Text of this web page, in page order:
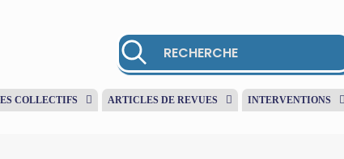
COLLECTIFS ARTICLES DE REVUES INTERVENTIONS